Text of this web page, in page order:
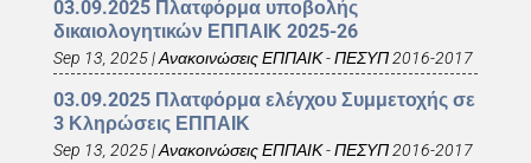
03.09.2025 Πλατφόρμα υποβολής
δικαιολογητικών ΕΠΠΑΙΚ 2025-26
Sep 13, 2025|Ανακοινώσεις ΕΠΠΑΙΚ - ΠΕΣΥΠ 2016-2017
03.09.2025 Πλατφόρμα ελέγχου Συμμετοχής σε
3 Κληρώσεις ΕΠΠΑΙΚ
Sep 13, 2025|Ανακοινώσεις ΕΠΠΑΙΚ - ΠΕΣΥΠ 2016-2017